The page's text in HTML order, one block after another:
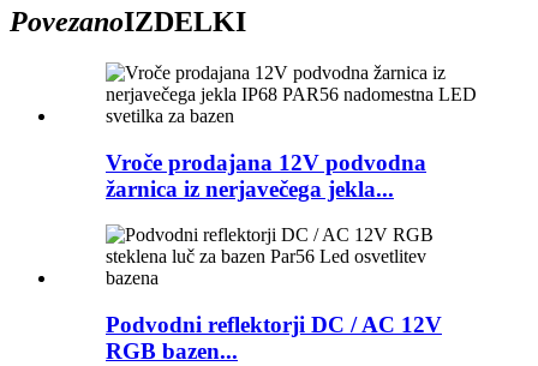
PovezanoIZDELKI
Vroče prodajana 12V podvodna
žarnica iz nerjavečega jekla...
Podvodni reflektorji DC / AC 12V
RGB bazen...